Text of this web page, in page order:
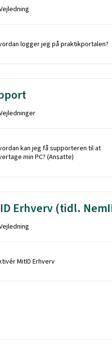
logger jeg på praktikportalen?
kan jeg få supporteren til at
min PC? (Ansatte)
Erhverv (tidl.
MitID Erhverv